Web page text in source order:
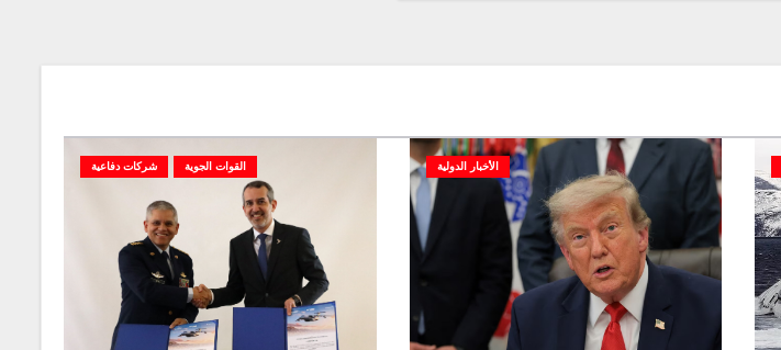
الأخبار الدولية القوات الجوية شركات دفاعية